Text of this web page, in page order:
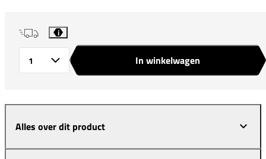
i
In winkelwagen
Alles over dit product